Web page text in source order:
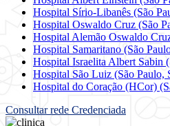
Hospital Sírio-Libanês (São
Hospital Oswaldo Cruz (São
Hospital Alemão Oswaldo
Hospital Samaritano (São
Hospital Israelita Albert Sabin
Hospital São Luiz (São Paulo,
Hospital do Coração (HCor)
Consultar rede Credenciada